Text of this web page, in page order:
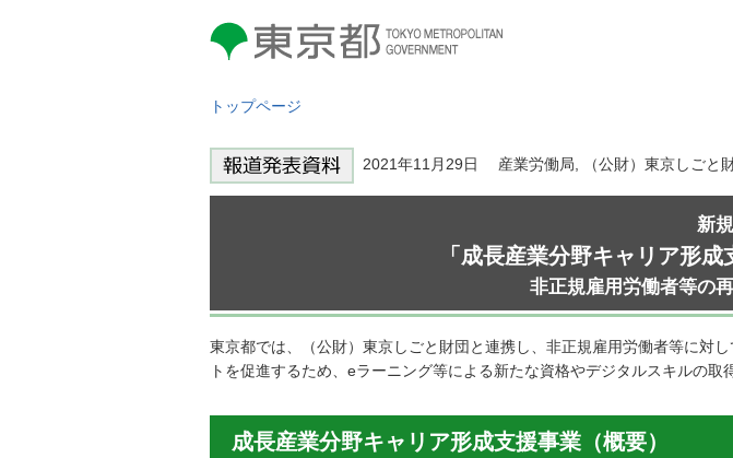
東京都 TOKYO METROPOLITAN
GOVERNMENT
トップページ
2021年11月29日 産業労働局, （公財）東京しごと
新
「成長産業分野キャリア形
非正規雇用労働者等の
東京都では、（公財）東京しごと財団と連携し、非正規雇用労働者等に対
トを促進するため、eラーニング等による新たな資格やデジタルスキルの
成長産業分野キャリア形成支援事業（概要）